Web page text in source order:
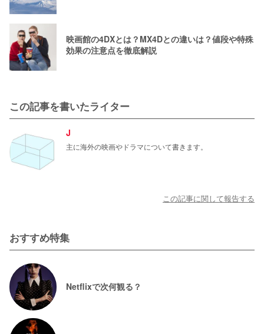
映画館の4DXとは？MX4Dとの違いは？値段や特殊
効果の注意点を徹底解説
この記事を書いたライター
J
主に海外の映画やドラマについて書きます。
この記事に関して報告する
おすすめ特集
Netflixで次何観る？